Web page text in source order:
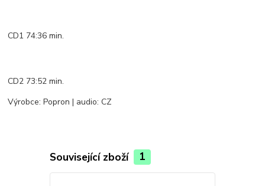
CD1 74:36 min.
CD2 73:52 min.
Výrobce: Popron | audio: CZ
Související zboží 1